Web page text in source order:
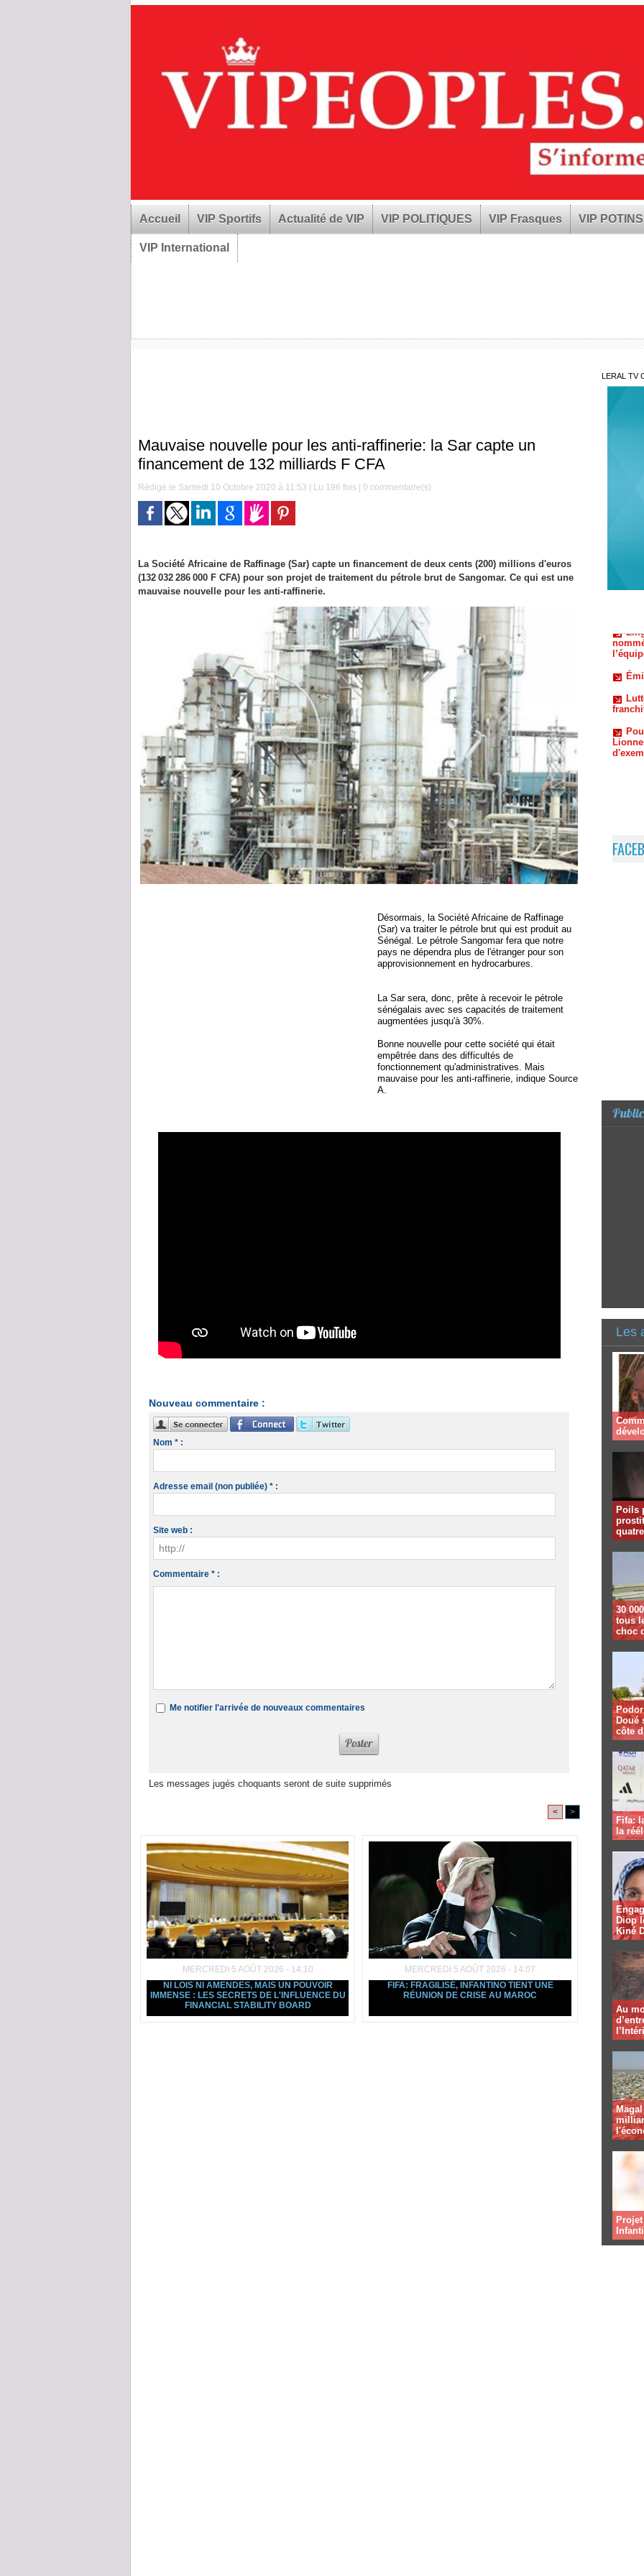
Accueil VIP Sportifs Actualité de VIP VIP POLITIQUES VIP Frasques VIP POTINS
VIP International
Mauvaise nouvelle pour les anti-raffinerie: la Sar capte un
financement de 132 milliards F CFA
Rédigé le Samedi 10 Octobre 2020 à 11:53 | Lu 196 fois | 0 commentaire(s)
La Société Africaine de Raffinage (Sar) capte un financement de deux cents (200) millions d'euros
(132 032 286 000 F CFA) pour son projet de traitement du pétrole brut de Sangomar. Ce qui est une
mauvaise nouvelle pour les anti-raffinerie.
Désormais, la Société Africaine de Raffinage
(Sar) va traiter le pétrole brut qui est produit au
Sénégal. Le pétrole Sangomar fera que notre
pays ne dépendra plus de l'étranger pour son
approvisionnement en hydrocarbures.
La Sar sera, donc, prête à recevoir le pétrole
sénégalais avec ses capacités de traitement
augmentées jusqu'à 30%.
Bonne nouvelle pour cette société qui était
empêtrée dans des difficultés de
fonctionnement qu'administratives. Mais
mauvaise pour les anti-raffinerie, indique Source
A.
Nouveau commentaire :
Nom * :
Adresse email (non publiée) * :
Site web :
Commentaire * :
Me notifier l'arrivée de nouveaux commentaires
Les messages jugés choquants seront de suite supprimés
< >
MERCREDI 5 AOÛT 2026 - 14:10
NI LOIS NI AMENDES, MAIS UN POUVOIR
IMMENSE : LES SECRETS DE L'INFLUENCE DU
FINANCIAL STABILITY BOARD
MERCREDI 5 AOÛT 2026 - 14:07
FIFA: FRAGILISÉ, INFANTINO TIENT UNE
RÉUNION DE CRISE AU MAROC
LERAL TV
Les
Poils
30
tous
choc
Doué
côte
Fifa:
la
Diop
Kiné
Au